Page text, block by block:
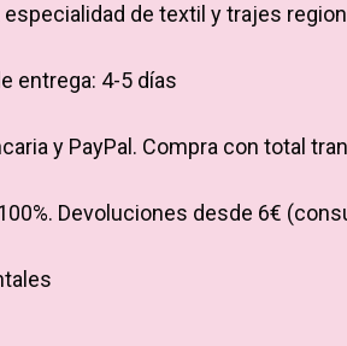
de textil y trajes
entrega: 4-5 días
y PayPal. Compra con total
Devoluciones desde 6€